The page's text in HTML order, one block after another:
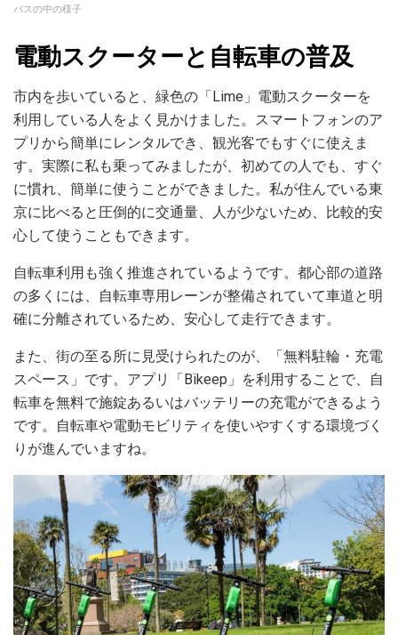
バスの中の様子
電動スクーターと自転車の普及
市内を歩いていると、緑色の「Lime」電動スクーターを
利用している人をよく見かけました。スマートフォンのア
プリから簡単にレンタルでき、観光客でもすぐに使えま
す。実際に私も乗ってみましたが、初めての人でも、すぐ
に慣れ、簡単に使うことができました。私が住んでいる東
京に比べると圧倒的に交通量、人が少ないため、比較的安
心して使うこともできます。
自転車利用も強く推進されているようです。都心部の道路
の多くには、自転車専用レーンが整備されていて車道と明
確に分離されているため、安心して走行できます。
また、街の至る所に見受けられたのが、「無料駐輪・充電
スペース」です。アプリ「Bikeep」を利用することで、自
転車を無料で施錠あるいはバッテリーの充電ができるよう
です。自転車や電動モビリティを使いやすくする環境づく
りが進んでいますね。